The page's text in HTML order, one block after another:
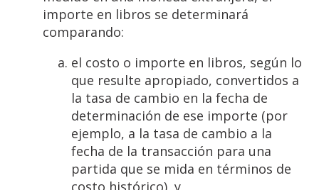
importe en libros se determinará
comparando:
el costo o importe en libros, según lo
que resulte apropiado, convertidos a
la tasa de cambio en la fecha de
determinación de ese importe (por
ejemplo, a la tasa de cambio a la
fecha de la transacción para una
partida que se mida en términos de